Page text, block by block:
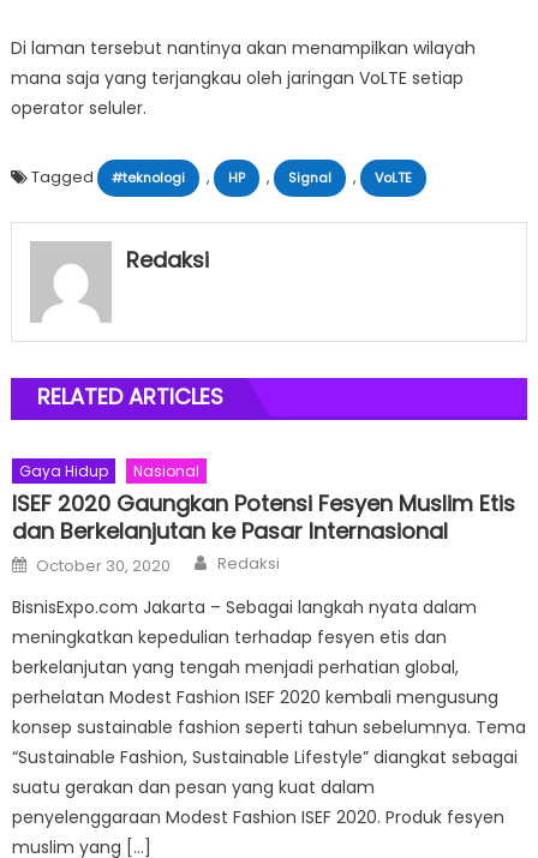
Di laman tersebut nantinya akan menampilkan wilayah
mana saja yang terjangkau oleh jaringan VoLTE setiap
operator seluler.
Tagged #teknologi , HP , Signal , VoLTE
Redaksi
RELATED ARTICLES
Gaya Hidup Nasional
ISEF 2020 Gaungkan Potensi Fesyen Muslim Etis
dan Berkelanjutan ke Pasar Internasional
Posted
on
October 30, 2020 Author
Redaksi
BisnisExpo.com Jakarta – Sebagai langkah nyata dalam
meningkatkan kepedulian terhadap fesyen etis dan
berkelanjutan yang tengah menjadi perhatian global,
perhelatan Modest Fashion ISEF 2020 kembali mengusung
konsep sustainable fashion seperti tahun sebelumnya. Tema
“Sustainable Fashion, Sustainable Lifestyle” diangkat sebagai
suatu gerakan dan pesan yang kuat dalam
penyelenggaraan Modest Fashion ISEF 2020. Produk fesyen
muslim yang […]